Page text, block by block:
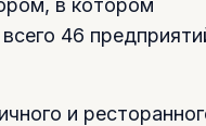
в котором
46
и